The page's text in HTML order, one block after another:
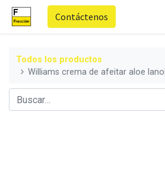
Contáctenos
Todos los productos
Williams crema de afeitar aloe